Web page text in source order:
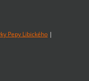
Pepy Libického |